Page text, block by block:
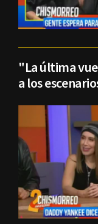
"La última
a los